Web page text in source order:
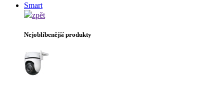
Smart
zpět
Nejoblíbenější produkty